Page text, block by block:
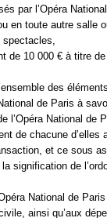
par l’Opéra
en toute autre salle
spectacles,
de 10 000 € à titre
des
de Paris à
l’Opéra National de
de chacune d’elles
et ce sous
signification de
National de
ainsi qu’aux